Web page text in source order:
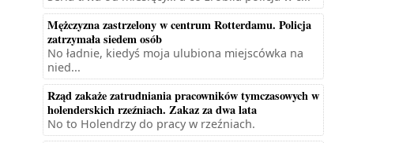
Mężczyzna zastrzelony w centrum Rotterdamu. Policja
zatrzymała siedem osób
No ładnie, kiedyś moja ulubiona miejscówka na
nied...
Rząd zakaże zatrudniania pracowników tymczasowych w
holenderskich rzeźniach. Zakaz za dwa lata
No to Holendrzy do pracy w rzeźniach.